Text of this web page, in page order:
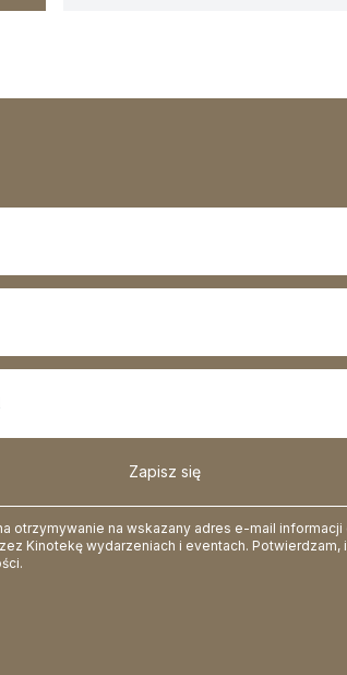
Zapisz się
otrzymywanie na wskazany adres e-mail
Kinotekę wydarzeniach i eventach. Potwierdzam,
.